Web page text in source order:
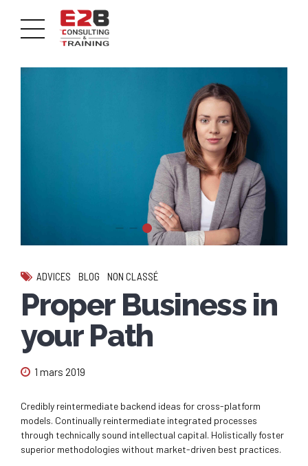
ADVICES BLOG NON CLASSÉ
Proper Business in
your Path
1 mars 2019
Credibly reintermediate backend ideas for cross-platform
models. Continually reintermediate integrated processes
through technically sound intellectual capital. Holistically foster
superior methodologies without market-driven best practices.